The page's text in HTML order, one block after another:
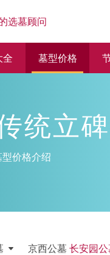
选墓顾问
全 墓型价格
统立
价格介绍
京西公墓 长安园公